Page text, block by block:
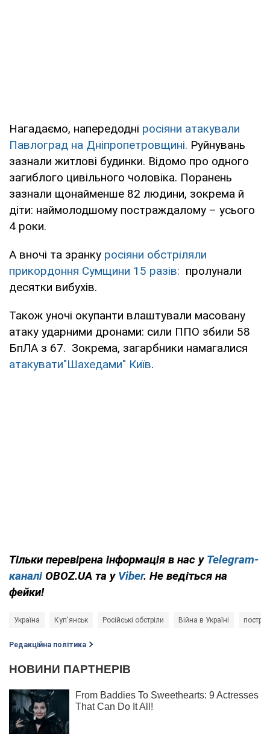
Нагадаємо, напередодні росіяни атакували
Павлоград на Дніпропетровщині. Руйнувань
зазнали житлові будинки. Відомо про одного
загиблого цивільного чоловіка. Поранень
зазнали щонайменше 82 людини, зокрема й
діти: наймолодшому постраждалому – усього
4 роки.
А вночі та зранку росіяни обстріляли
прикордоння Сумщини 15 разів: пролунали
десятки вибухів.
Також уночі окупанти влаштували масовану
атаку ударними дронами: сили ППО збили 58
БпЛА з 67. Зокрема, загарбники намагалися
атакувати"Шахедами" Київ.
Тільки перевірена інформація в нас у Telegram-
каналі OBOZ.UA та у Viber. Не ведіться на
фейки!
Україна Куп'янськ Російські обстріли Війна в Україні
Редакційна політика